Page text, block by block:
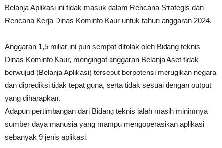
Belanja Aplikasi ini tidak masuk dalam Rencana Strategis dan
Rencana Kerja Dinas Kominfo Kaur untuk tahun anggaran 2024.
Anggaran 1,5 miliar ini pun sempat ditolak oleh Bidang teknis
Dinas Kominfo Kaur, mengingat anggaran Belanja Aset tidak
berwujud (Belanja Aplikasi) tersebut berpotensi merugikan negara
dan diprediksi tidak tepat guna, serta tidak sesuai dengan output
yang diharapkan.
Adapun pertimbangan dari Bidang teknis ialah masih minimnya
sumber daya manusia yang mampu mengoperasikan aplikasi
sebanyak 9 jenis aplikasi.